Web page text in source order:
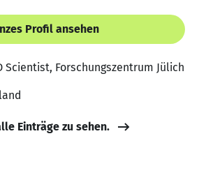
Profil ansehen
Scientist, Forschungszentrum Jülich
Einträge zu sehen.